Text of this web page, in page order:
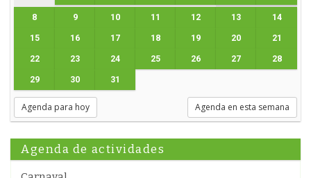
8 9 10 11 12 13 14
15 16 17 18 19 20 21
22 23 24 25 26 27 28
29 30 31
Agenda para hoy Agenda en esta semana
Agenda de actividades